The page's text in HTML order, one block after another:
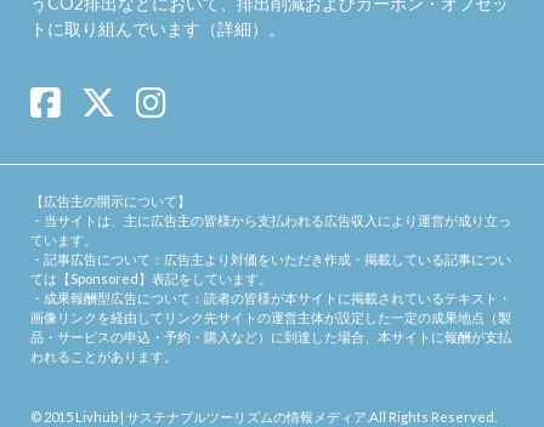
トに取り組んでいます（詳細）。
【広告主の開示について】
・当サイトは、主に広告主の皆様から支払われる広告収入により運営が成り立っ
ています。
・記事広告について：広告主より対価をいただき作成・掲載している記事につい
ては【Sponsored】表記をしています。
・成果報酬型広告について：読者の皆様が本サイトに掲載されているテキスト・
画像リンクを経由してリンク先サイトの運営主体が設定した一定の成果地点（製
品・サービスの申込・予約・購入など）に到達した場合、本サイトに報酬が支払
われることがあります。
© 2015 Livhub | サステナブルツーリズムの情報メディア .All Rights Reserved.